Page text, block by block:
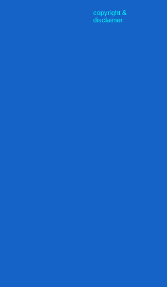
copyright &
disclaimer